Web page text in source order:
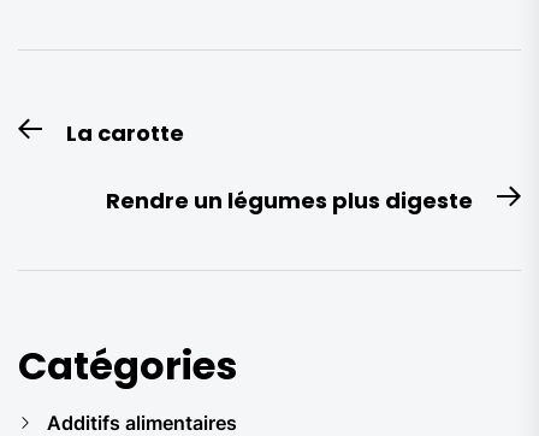
Navigation
de
l’article
PreviousLa carotte
Rendre un légumes plus digeste
Catégories
Additifs alimentaires